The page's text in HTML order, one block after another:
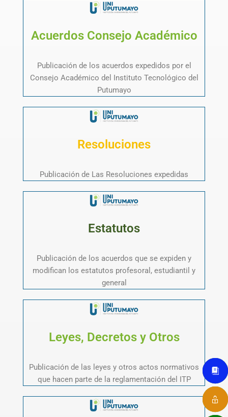
Acuerdos Consejo Académico
Publicación de los acuerdos expedidos por el
Consejo Académico del Instituto Tecnológico del
Putumayo
Resoluciones
Publicación de Las Resoluciones expedidas
Estatutos
Publicación de los acuerdos que se expiden y
modifican los estatutos profesoral, estudiantil y
general
Leyes, Decretos y Otros
Publicación de las leyes y otros actos normativos
que hacen parte de la reglamentación del ITP